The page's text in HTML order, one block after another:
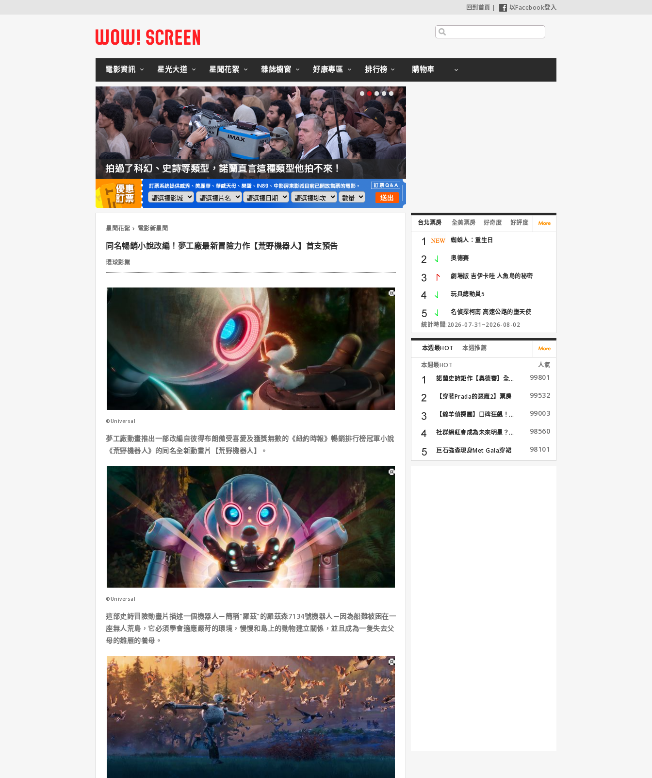
回到首頁 | 以Facebook登入
電影資訊 星光大道 星聞花絮 雜誌櫥窗 好康專區 排行榜 購物車
拍過了科幻、史詩等類型，諾蘭直言這種類型他拍不來！
星聞花絮 電影新星聞
同名暢銷小說改編！夢工廠最新冒險力作【荒野機器人】首支預告
環球影業
©Universal
夢工廠動畫推出一部改編自彼得布朗備受喜愛及獲獎無數的《紐約時報》暢銷排行榜冠軍小說
《荒野機器人》的同名全新動畫片【荒野機器人】。
©Universal
這部史詩冒險動畫片描述一個機器人－簡稱“羅茲”的羅茲森7134號機器人－因為船難被困在一
座無人荒島，它必須學會適應嚴苛的環境，慢慢和島上的動物建立關係，並且成為一隻失去父
母的雛雁的養母。
台北票房 全美票房 好奇度 好評度
蜘蛛人：重生日
奧德賽
劇場版 吉伊卡哇 人魚島的秘密
玩具總動員5
名偵探柯南 高速公路的墮天使
統計時間:2026-07-31~2026-08-02
本週最HOT 本週推薦
本週最HOT
人氣
諾蘭史詩鉅作【奧德賽】全...
99801
【穿著Prada的惡魔2】票房
99532
【綿羊偵探團】口碑狂飆！... 99003
社群網紅會成為未來明星？... 98560
巨石強森現身Met Gala穿裙
子...
98101